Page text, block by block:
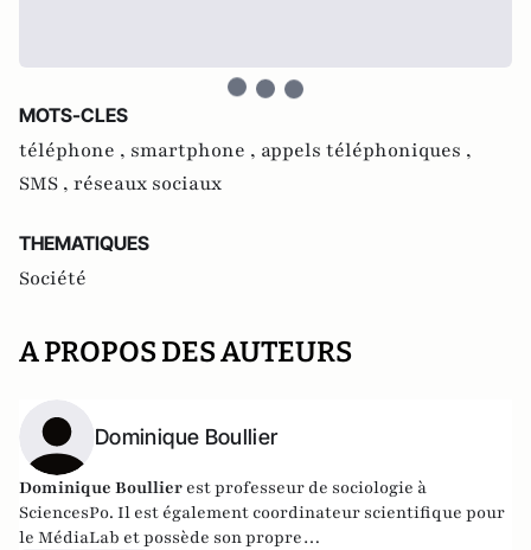
MOTS-CLES
téléphone , smartphone , appels téléphoniques ,
SMS , réseaux sociaux
THEMATIQUES
Société
A PROPOS DES AUTEURS
Dominique Boullier
Dominique Boullier est professeur de sociologie à
SciencesPo. Il est également coordinateur scientifique pour
le MédiaLab et possède son propre